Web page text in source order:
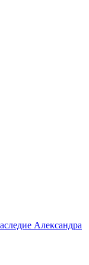
Александра